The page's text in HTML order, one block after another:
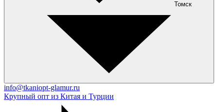
Томск
info@tkaniopt-glamur.ru
Крупный опт из Китая и Турции